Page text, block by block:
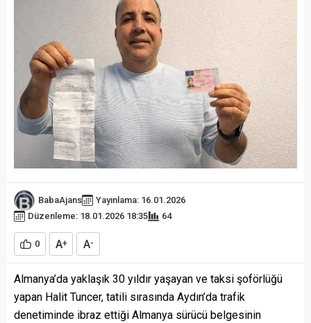
BabaAjans
Yayınlama: 16.01.2026
Düzenleme: 18.01.2026 18:35
64
0 A+ A-
Almanya’da yaklaşık 30 yıldır yaşayan ve taksi şoförlüğü
yapan Halit Tuncer, tatili sırasında Aydın’da trafik
denetiminde ibraz ettiği Almanya sürücü belgesinin